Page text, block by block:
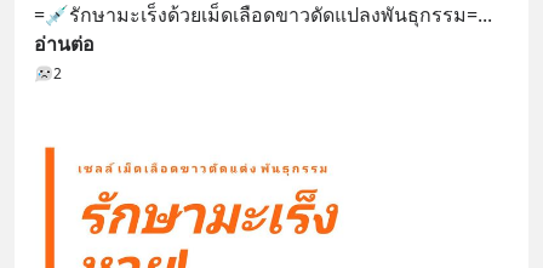
=💉​รักษามะเร็งด้วยเม็ดเลือดขาวดัดแปลงพันธุกรรม​=
อ่านต่อ
2